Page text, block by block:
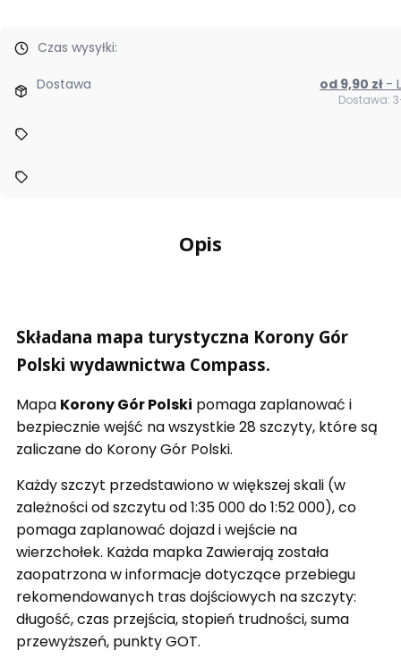
Czas wysyłki:
Dostawa od 9,90 zł
Dostawa:
Opis
Składana mapa turystyczna Korony Gór
Polski wydawnictwa Compass.
Mapa Korony Gór Polski pomaga zaplanować i
bezpiecznie wejść na wszystkie 28 szczyty, które są
zaliczane do Korony Gór Polski.
Każdy szczyt przedstawiono w większej skali (w
zależności od szczytu od 1:35 000 do 1:52 000), co
pomaga zaplanować dojazd i wejście na
wierzchołek. Każda mapka Zawierają została
zaopatrzona w informacje dotyczące przebiegu
rekomendowanych tras dojściowych na szczyty:
długość, czas przejścia, stopień trudności, suma
przewyższeń, punkty GOT.